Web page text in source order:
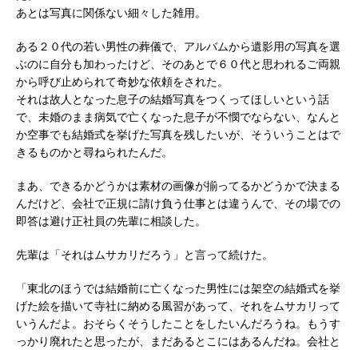
あとは写真に関係ない細々した雑用。
ある２０代の若い男性の葬儀で、アルバムから遺影用の写真を選
ぶのに自分も加わったけど、そのあとで６０代と思われるご両親
から呼び止められて奇妙な依頼をされた。
それは故人となった息子の結婚写真をつくってほしいという話
で、未婚のまま病気で亡くなった息子が不憫でならない、なんと
か空事でも結婚式を挙げた写真を残したいが、そういうことはで
きるものかと尋ねられたんだ。
まあ、できるかどうかは素材の画像が揃ってるかどうかで決まる
んだけど、会社で正規に請け負う仕事とは違うんで、その場での
即答は避け正社員の先輩に相談した。
先輩は「それはムサカリだろう」と言って続けた。
「東北のほうでは結婚前に亡くなった男性には架空の結婚式を挙
げた絵を描いて寺社に納める風習があって、それをムサカリって
いうんだよ。おそらくそうしたことをしたいんだろうね。もうす
っかり廃れたと思ったが、まだあるとこにはあるんだね。会社と